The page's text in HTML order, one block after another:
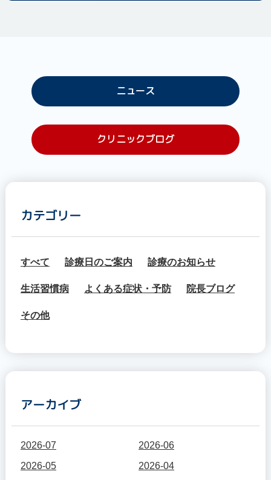
ニュース
クリニックブログ
カテゴリー
すべて 診療日のご案内 診療のお知らせ
生活習慣病 よくある症状・予防 院長ブログ
その他
アーカイブ
2026-07
2026-06
2026-05
2026-04